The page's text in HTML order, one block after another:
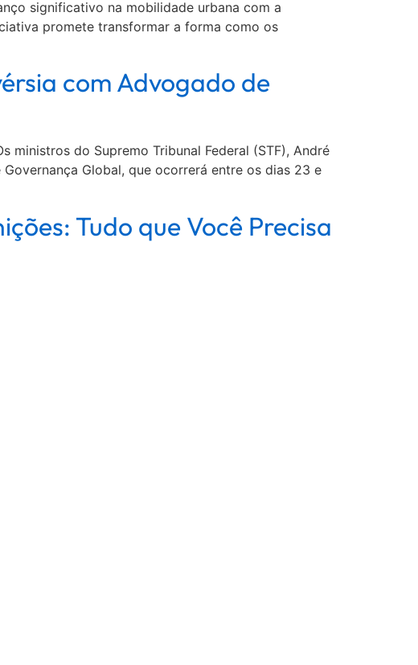
significativo na mobilidade urbana com a
promete transformar a forma como os
com Advogado de
ministros do Supremo Tribunal Federal (STF), André
Global, que ocorrerá entre os dias 23 e
Tudo que Você Precisa